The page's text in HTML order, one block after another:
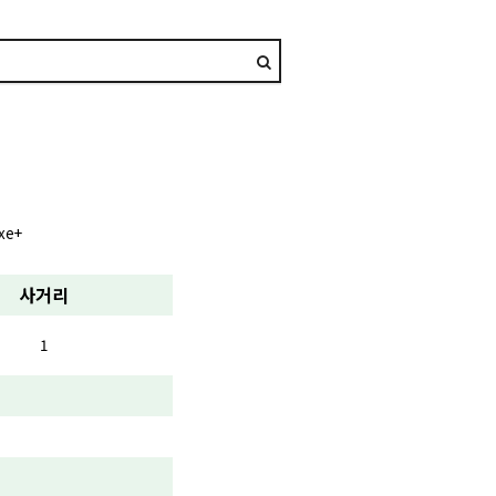
사거리
1